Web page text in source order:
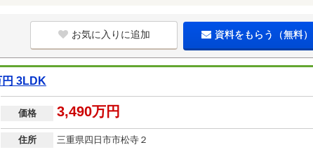
お気に入りに追加 資料をもらう（無料）
円 3LDK
価格 3,490万円
住所 三重県四日市市松寺２